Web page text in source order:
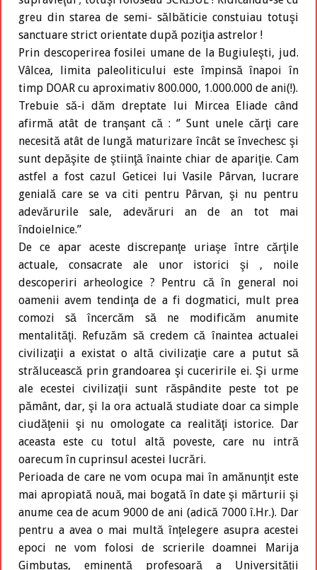
greu din starea de semi- sălbăticie constuiau totuşi
sanctuare strict orientate după poziţia astrelor !
Prin descoperirea fosilei umane de la Bugiuleşti, jud.
Vâlcea, limita paleoliticului este împinsă înapoi în
timp DOAR cu aproximativ 800.000, 1.000.000 de ani(!).
Trebuie să-i dăm dreptate lui Mircea Eliade când
afirmă atât de tranşant că : ‘’ Sunt unele cărţi care
necesită atât de lungă maturizare încât se învechesc şi
sunt depăşite de ştiinţă înainte chiar de apariţie. Cam
astfel a fost cazul Geticei lui Vasile Pârvan, lucrare
genială care se va citi pentru Pârvan, şi nu pentru
adevărurile sale, adevăruri an de an tot mai
îndoielnice.’’
De ce apar aceste discrepanţe uriaşe între cărţile
actuale, consacrate ale unor istorici şi , noile
descoperiri arheologice ? Pentru că în general noi
oamenii avem tendinţa de a fi dogmatici, mult prea
comozi să încercăm să ne modificăm anumite
mentalităţi. Refuzăm să credem că înaintea actualei
civilizaţii a existat o altă civilizaţie care a putut să
strălucească prin grandoarea şi cuceririle ei. Şi urme
ale ecestei civilizaţii sunt răspândite peste tot pe
pământ, dar, şi la ora actuală studiate doar ca simple
ciudăţenii şi nu omologate ca realităţi istorice. Dar
aceasta este cu totul altă poveste, care nu intră
oarecum în cuprinsul acestei lucrări.
Perioada de care ne vom ocupa mai în amănunţit este
mai apropiată nouă, mai bogată în date şi mărturii şi
anume cea de acum 9000 de ani (adică 7000 î.Hr.). Dar
pentru a avea o mai multă înţelegere asupra acestei
epoci ne vom folosi de scrierile doamnei Marija
Gimbutas, eminentă profesoară a Universităţii